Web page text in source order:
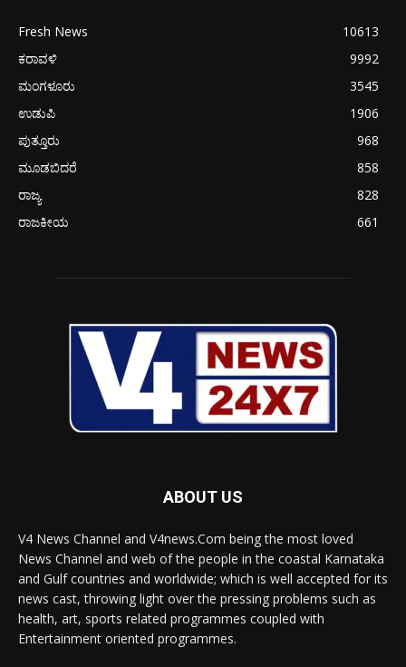
Fresh News
10613
ಕರಾವಳಿ
9992
ಮಂಗಳೂರು
3545
ಉಡುಪಿ
1906
ಪುತ್ತೂರು
968
ಮೂಡಬಿದರೆ
858
ರಾಜ್ಯ
828
ರಾಜಕೀಯ
661
ABOUT US
V4 News Channel and V4news.Com being the most loved
News Channel and web of the people in the coastal Karnataka
and Gulf countries and worldwide; which is well accepted for its
news cast, throwing light over the pressing problems such as
health, art, sports related programmes coupled with
Entertainment oriented programmes.